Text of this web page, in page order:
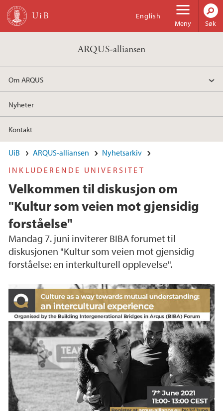
Hopp til hovedinnhold
Meny
English
Søk
ARQUS-alliansen
Om ARQUS
Nyheter
Kontakt
UiB ARQUS-alliansen
Nyhetsarkiv
INKLUDERENDE UNIVERSITET
Velkommen til diskusjon om
"Kultur som veien mot gjensidig
forståelse"
Mandag 7. juni inviterer BIBA forumet til
diskusjonen "Kultur som veien mot gjensidig
forståelse: en interkulturell opplevelse".